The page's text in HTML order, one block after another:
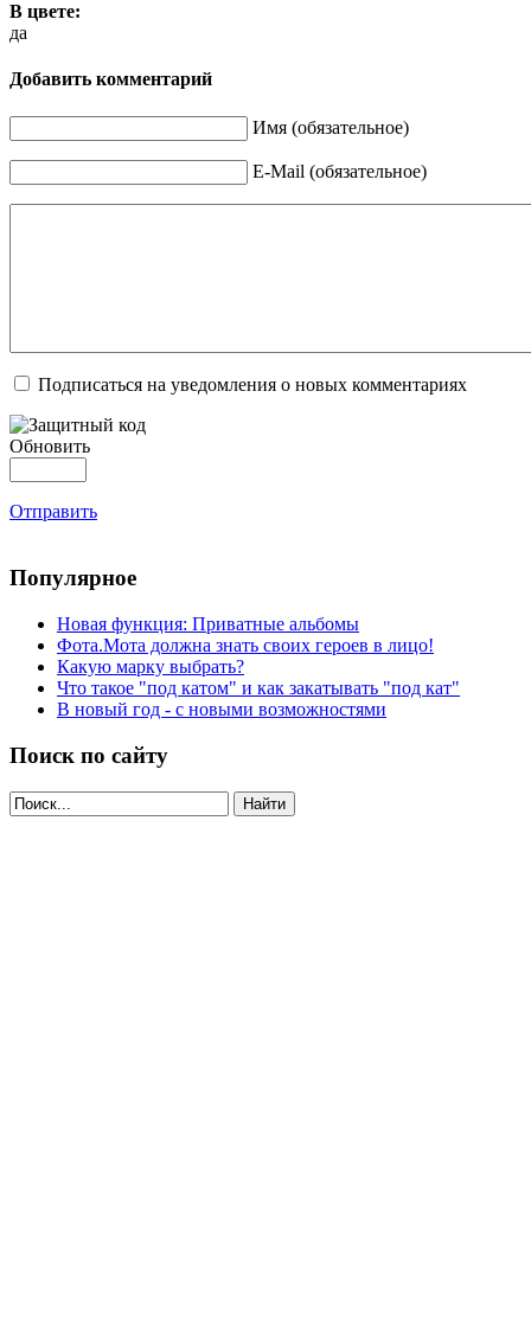
В цвете:
да
Добавить комментарий
Имя (обязательное)
E-Mail (обязательное)
Подписаться на уведомления о новых комментариях
Обновить
Отправить
Популярное
Новая функция: Приватные альбомы
Фота.Мота должна знать своих героев в лицо!
Какую марку выбрать?
Что такое "под катом" и как закатывать "под кат"
В новый год - с новыми возможностями
Поиск по сайту
Найти